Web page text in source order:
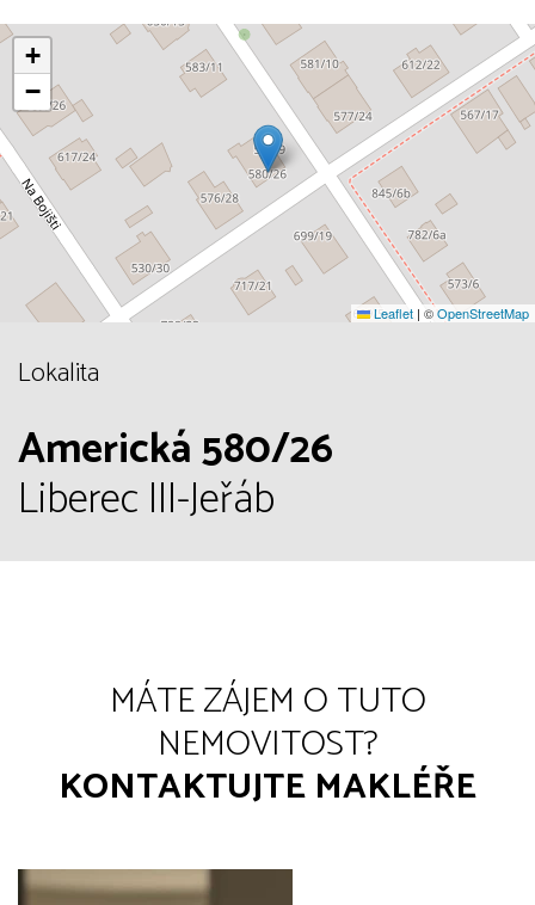
+
−
Leaflet | ©OpenStreetMap
Lokalita
Americká 580/26
Liberec III-Jeřáb
MÁTE ZÁJEM O TUTO
NEMOVITOST?
KONTAKTUJTE MAKLÉŘE